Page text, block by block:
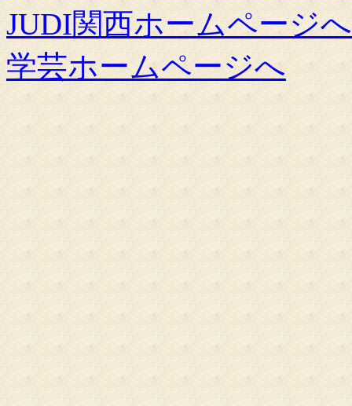
JUDI関西ホームページへ
学芸ホームページへ